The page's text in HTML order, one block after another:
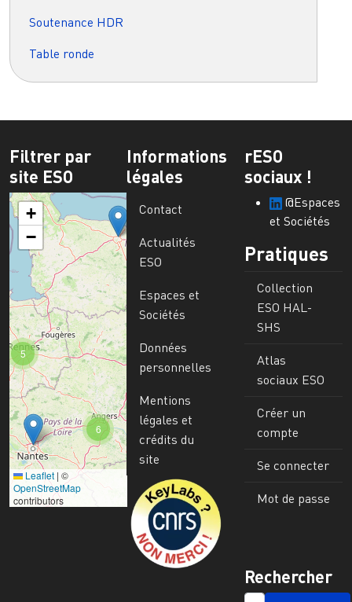
Soutenance HDR
Table ronde
Filtrer par
site ESO
6
5
+
−
Leaflet | ©
OpenStreetMap
contributors
Informations
légales
Contact
Actualités
ESO
Espaces et
Sociétés
Données
personnelles
Mentions
légales et
crédits du
site
Image
rESO
sociaux !
@Espaces
et Sociétés
Pratiques
Collection
ESO HAL-
SHS
Atlas
sociaux ESO
Créer un
compte
Se connecter
Mot de passe
Rechercher
SEARCH